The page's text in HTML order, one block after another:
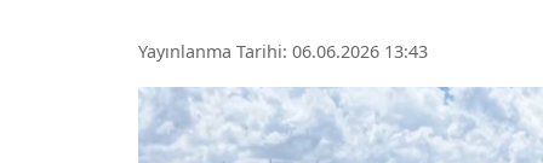
Yayınlanma Tarihi: 06.06.2026 13:43